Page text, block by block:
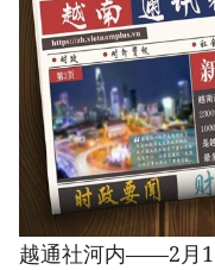
越通社河内——2月